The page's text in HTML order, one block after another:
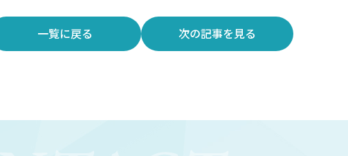
一覧に戻る 次の記事を見る